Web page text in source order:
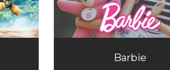
Barbie